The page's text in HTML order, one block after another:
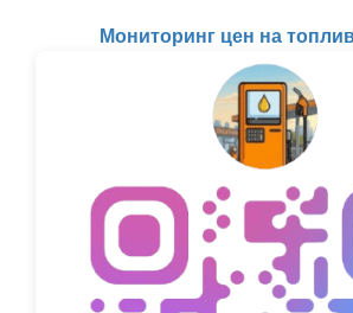
Мониторинг цен на